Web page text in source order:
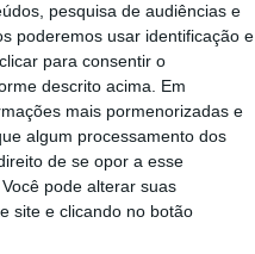
pesquisa de audiências e
poderemos usar identificação e
para consentir o
descrito acima. Em
mais pormenorizadas e
algum processamento dos
de se opor a esse
pode alterar suas
site e clicando no botão
por
para
edições.